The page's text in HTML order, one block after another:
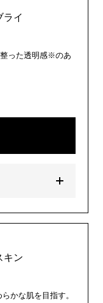
ライ
った透明感※のあ
キン
かな肌を目指す。